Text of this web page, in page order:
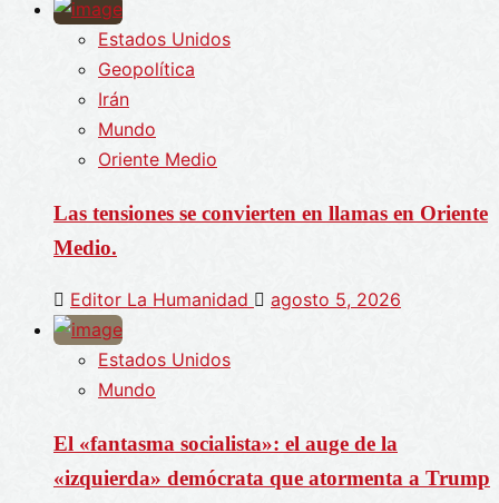
Estados Unidos
Geopolítica
Irán
Mundo
Oriente Medio
Las tensiones se convierten en llamas en Oriente
Medio.
Editor La Humanidad agosto 5, 2026
Estados Unidos
Mundo
El «fantasma socialista»: el auge de la
«izquierda» demócrata que atormenta a Trump